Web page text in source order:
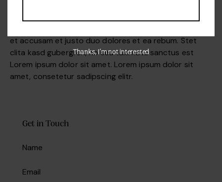
et accusam et justo duo dolores et ea rebum. Stet
clita kasd gubergren, no sea takimata sanctus est
Lorem ipsum dolor sit amet. Lorem ipsum dolor sit
amet, consetetur sadipscing elitr.
Get in Touch
Thanks, I’m not interested